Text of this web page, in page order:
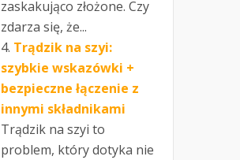
zaskakująco złożone. Czy
zdarza się, że...
Trądzik na szyi:
szybkie wskazówki +
bezpieczne łączenie z
innymi składnikami
Trądzik na szyi to
problem, który dotyka nie